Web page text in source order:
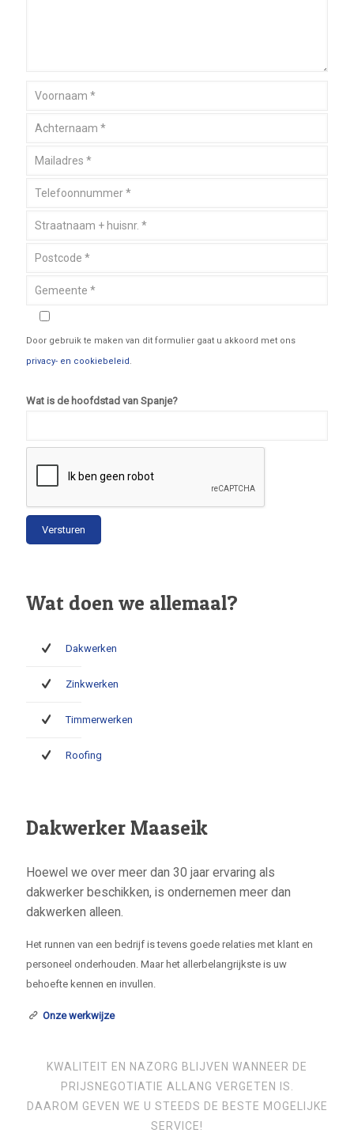
Door gebruik te maken van dit formulier gaat u akkoord met ons
privacy- en cookiebeleid.
Wat is de hoofdstad van Spanje?
Wat doen we allemaal?
Dakwerken
Zinkwerken
Timmerwerken
Roofing
Dakwerker Maaseik
Hoewel we over meer dan 30 jaar ervaring als
dakwerker beschikken, is ondernemen meer dan
dakwerken alleen.
Het runnen van een bedrijf is tevens goede relaties met klant en
personeel onderhouden. Maar het allerbelangrijkste is uw
behoefte kennen en invullen.
Onze werkwijze
KWALITEIT EN NAZORG BLIJVEN WANNEER DE
PRIJSNEGOTIATIE ALLANG VERGETEN IS.
DAAROM GEVEN WE U STEEDS DE BESTE MOGELIJKE
SERVICE!